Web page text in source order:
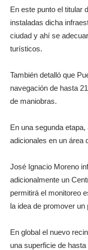
En este punto el titular
instaladas dicha
ciudad y ahí se
turísticos.
También detalló que
navegación de hasta
de maniobras.
En una segunda
adicionales en un área
José Ignacio Moreno
adicionalmente un
permitirá el monitoreo
la idea de promover un
En global el nuevo
una superficie de